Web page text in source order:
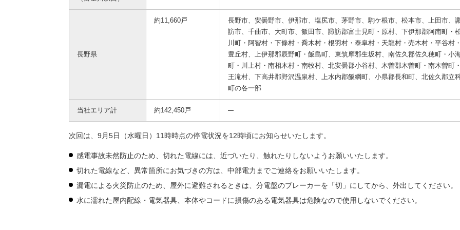
長野県
約11,660戸
長野市、安曇野市、伊那市、塩尻市、茅野市、駒ケ根市、松本市、上田市、
訪市、千曲市、大町市、飯田市、諏訪郡富士見町・原村、下伊那郡阿南町・
川町・阿智村・下條村・喬木村・根羽村・泰阜村・天龍村・売木村・平谷村・
豊丘村、上伊那郡辰野町・飯島町、東筑摩郡生坂村、南佐久郡佐久穂町・小
町・川上村・南相木村・南牧村、北安曇郡小谷村、木曽郡木曽町・南木曽町・
王滝村、下高井郡野沢温泉村、上水内郡飯綱町、小県郡長和町、北佐久郡立
町の各一部
当社エリア計 約142,450戸
次回は、9月5日（水曜日）11時時点の停電状況を12時頃にお知らせいたします。
感電事故未然防止のため、切れた電線には、近づいたり、触れたりしないようお願いいたします。
切れた電線など、異常箇所にお気づきの方は、中部電力までご連絡をお願いいたします。
漏電による火災防止のため、屋外に避難されるときは、分電盤のブレーカーを「切」にしてから、外出してください。
水に濡れた屋内配線・電気器具、本体やコードに損傷のある電気器具は危険なので使用しないでください。